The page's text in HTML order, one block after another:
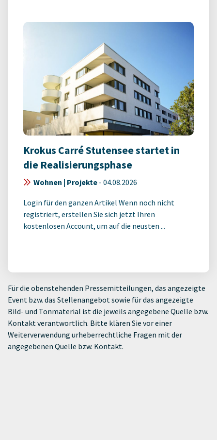
Krokus Carré Stutensee startet in
die Realisierungsphase
Wohnen | Projekte - 04.08.2026
Login für den ganzen Artikel Wenn noch nicht
registriert, erstellen Sie sich jetzt Ihren
kostenlosen Account, um auf die neusten ...
Für die obenstehenden Pressemitteilungen, das angezeigte
Event bzw. das Stellenangebot sowie für das angezeigte
Bild- und Tonmaterial ist die jeweils angegebene Quelle bzw.
Kontakt verantwortlich. Bitte klären Sie vor einer
Weiterverwendung urheberrechtliche Fragen mit der
angegebenen Quelle bzw. Kontakt.